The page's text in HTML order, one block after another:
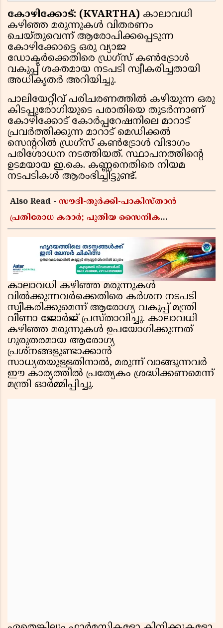
കോഴിക്കോട്: (KVARTHA) കാലാവധി
കഴിഞ്ഞ മരുന്നുകൾ വിതരണം
ചെയ്തുവെന്ന് ആരോപിക്കപ്പെടുന്ന
കോഴിക്കോട്ടെ ഒരു വ്യാജ
ഡോക്ടർക്കെതിരെ ഡ്രഗ്‌സ് കൺട്രോൾ
വകുപ്പ് ശക്തമായ നടപടി സ്വീകരിച്ചതായി
അധികൃതർ അറിയിച്ചു.
പാലിയേറ്റീവ് പരിചരണത്തിൽ കഴിയുന്ന ഒരു
കിടപ്പുരോഗിയുടെ പരാതിയെ തുടർന്നാണ്
കോഴിക്കോട് കോർപ്പറേഷനിലെ മാറാട്
പ്രവർത്തിക്കുന്ന മാറാട് മെഡിക്കൽ
സെന്ററിൽ ഡ്രഗ്‌സ് കൺട്രോൾ വിഭാഗം
പരിശോധന നടത്തിയത്. സ്ഥാപനത്തിന്റെ
ഉടമയായ ഇ.കെ. കണ്ണനെതിരെ നിയമ
നടപടികൾ ആരംഭിച്ചിട്ടുണ്ട്.
Also Read - സൗദി-തുർക്കി-പാകിസ്താൻ
പ്രതിരോധ കരാർ; പുതിയ സൈനിക
കാലാവധി കഴിഞ്ഞ മരുന്നുകൾ
വിൽക്കുന്നവർക്കെതിരെ കർശന നടപടി
സ്വീകരിക്കുമെന്ന് ആരോഗ്യ വകുപ്പ് മന്ത്രി
വീണാ ജോർജ് പ്രസ്താവിച്ചു. കാലാവധി
കഴിഞ്ഞ മരുന്നുകൾ ഉപയോഗിക്കുന്നത്
ഗുരുതരമായ ആരോഗ്യ
പ്രശ്നങ്ങളുണ്ടാക്കാൻ
സാധ്യതയുള്ളതിനാൽ, മരുന്ന് വാങ്ങുന്നവർ
ഈ കാര്യത്തിൽ പ്രത്യേകം ശ്രദ്ധിക്കണമെന്ന്
മന്ത്രി ഓർമ്മിപ്പിച്ചു.